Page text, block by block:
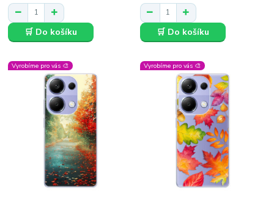
🛒 Do košíku 🛒 Do košíku
Vyrobíme pro vás 🎨 Vyrobíme pro vás 🎨